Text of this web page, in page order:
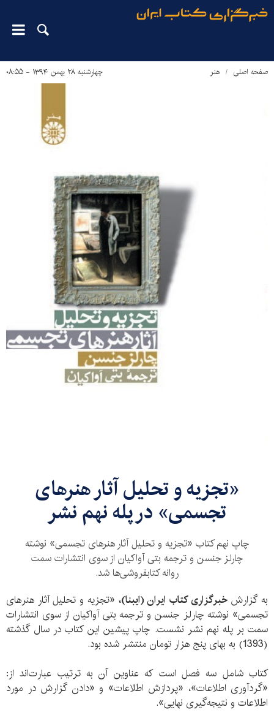
صفحه اصلی هنر چهارشنبه ۲۸ بهمن ۱۳۹۴ - ۰۸:۵۵
«تجزیه و تحلیل آثار هنرهای
تجسمی» در پله نهم نشر
چاپ نهم کتاب «تجزیه و تحلیل آثار هنرهای تجسمی» نوشته
چارلز جنسن و ترجمه بتی آواکیان از سوی انتشارات سمت
روانه کتابفروشی‌ها شد.
به گزارشخبرگزاری کتاب ایران (ایبنا)، «تجزیه و تحلیل آثار هنرهای
تجسمی» نوشته چارلز جنسن و ترجمه بتی آواکیان از سوی انتشارات
سمت بر پله نهم نشر نشست. چاپ پیشین این کتاب در سال گذشته
(1393) به بهای پنج هزار تومان منتشر شده بود.
کتاب شامل سه فصل است که عناوین آن به ترتیب عبارت‌اند از:
«گردآوری اطلاعات»، «پردازش اطلاعات» و «دادن گزارش در مورد
اطلاعات و نتیجه‌گیری نهایی».